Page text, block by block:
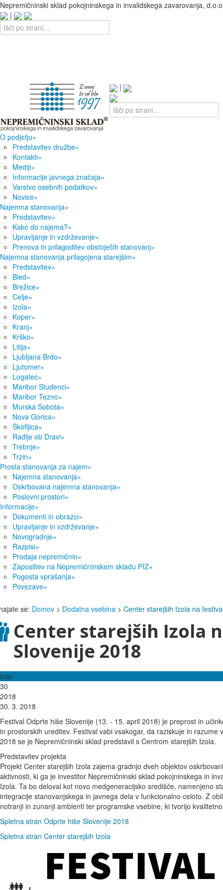
Nepremičninski sklad pokojninskega in invalidskega zavarovanja,
|
|
O podjetju»
Predstavitev družbe»
Kontakti»
Mediji»
Informacije javnega značaja»
Varstvo osebnih podatkov»
Novice»
Najemna stanovanja»
Predstavitev»
Kako do najema?»
Upravljanje in vzdrževanje»
Prenova in prilagoditev obstoječih stanovanj»
Najemna stanovanja prilagojena starejšim»
Predstavitev»
Bled»
Brežice»
Celje»
Izola»
Koper»
Kranj»
Krško»
Litija»
Ljubljana Brdo»
Ljutomer»
Logatec»
Maribor Studenci»
Maribor Tezno»
Murska Sobota»
Nova Gorica»
Škofljica»
Radlje ob Dravi»
Trebnje»
Trzin»
Prosta stanovanja za najem»
Najemna stanovanja»
Oskrbovana najemna stanovanja»
Poslovni prostori»
Informacije»
Dokumenti in obrazci»
Upravljanje in vzdrževanje»
Novogradnje»
Razpisi»
Prodaja nepremičnin»
Zaposlitev na Nepremičninskem skladu PIZ»
Pogosta vprašanja»
Povezave»
se: Domov > Dodatna vsebina > Center starejših Izola na
Center starejših Izola
Slovenije 2018
mar
30
2018
30. 3. 2018
Festival Odprte hiše Slovenije (13. - 15. april 2018) je preprost in
in prostorskih ureditev. Festival vabi vsakogar, da raziskuje in
2018 se je Nepremičninski sklad predstavil s Centrom starejših Izola.
Predstavitev projekta
Projekt Center starejših Izola zajema gradnjo dveh objektov
aktivnosti, ki ga je investitor Nepremičninski sklad pokojninskega in
Izola. Ta bo deloval kot novo medgeneracijsko središče, namenjeno
integracije stanovanjskega in javnega dela v funkcionalno celoto. Z
notranji in zunanji ambienti ter programske vsebine, ki tvorijo
Spletna stran Odprte hiše Slovenije 2018
Spletna stran Center starejših Izola